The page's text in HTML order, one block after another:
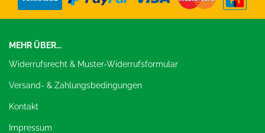
MEHR ÜBER...
Widerrufsrecht & Muster-Widerrufsformular
Versand- & Zahlungsbedingungen
Kontakt
Impressum